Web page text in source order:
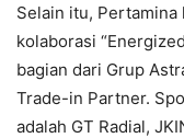
Selain itu,
kolaborasi
bagian dari Grup
Trade-in Partner.
adalah GT Radial,